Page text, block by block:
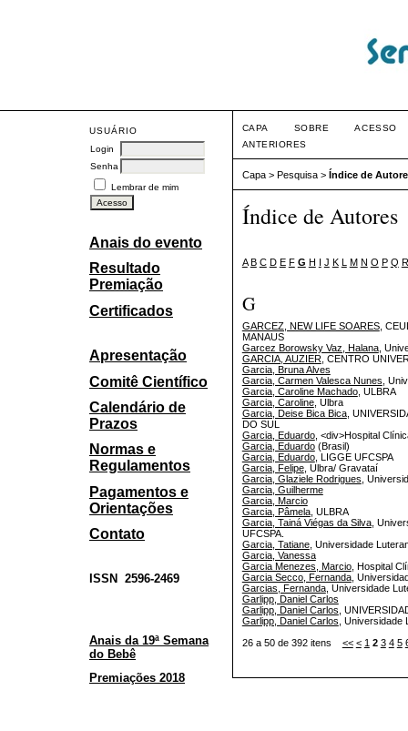
USUÁRIO
Login
Senha
Lembrar de mim
Anais do evento
Resultado
Premiação
Certificados
Apresentação
Comitê Científico
Calendário de
Prazos
Normas e
Regulamentos
Pagamentos e
Orientações
Contato
ISSN 2596-2469
Anais da 19ª Semana
do Bebê
Premiações 2018
CAPA SOBRE
ACESSO
ANTERIORES
Capa> Pesquisa> Índice de
Índice de Autores
A B C D E F G H I J K L M N O P Q R
G
GARCEZ, NEW LIFE SOARES,
MANAUS
Garcez Borowsky Vaz, Halana,
GARCIA, AUZIER, CENTRO
Garcia, Bruna Alves
Garcia, Carmen Valesca Nunes ,
Garcia, Caroline Machado, ULBRA
Garcia, Caroline, Ulbra
Garcia, Deise Bica Bica,
DO SUL
Garcia, Eduardo, <div>Hospital
Garcia, Eduardo(Brasil)
Garcia, Eduardo, LIGGE UFCSPA
Garcia, Felipe, Ulbra/ Gravataí
Garcia, Glaziele Rodrigues ,
Garcia, Guilherme
Garcia, Marcio
Garcia, Pâmela, ULBRA
Garcia, Tainá Viégas da Silva,
UFCSPA.
Garcia, Tatiane, Universidade
Garcia, Vanessa
Garcia Menezes, Marcio, Hospital
Garcia Secco, Fernanda,
Garcias, Fernanda, Universidade
Garlipp, Daniel Carlos
Garlipp, Daniel Carlos ,
Garlipp, Daniel Carlos ,
26 a 50 de 392 itens << < 1 2 3 4 5